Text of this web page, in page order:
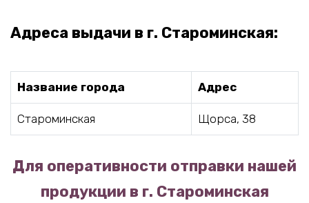
Адреса выдачи в г. Староминская:
Название города Адрес
Староминская Щорса, 38
Для оперативности отправки нашей
продукции в г. Староминская